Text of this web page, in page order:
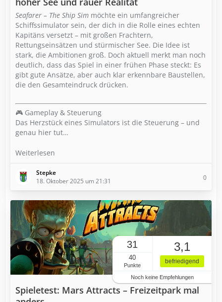
Seafarer – The Ship Sim möchte ein umfangreicher
Schiffssimulator sein, der dich in die Rolle eines echten
Kapitäns versetzt – mit großen Frachtern,
Rettungseinsätzen und stürmischer See. Die Idee ist
stark, die Ambitionen groß. Doch aktuell merkt man noch
deutlich, dass das Spiel in einer frühen Phase steckt: Es
gibt gute Ansätze, aber auch klar erkennbare Baustellen,
die den Gesamteindruck drücken.
🎮 Gameplay & Steuerung
Das Herzstück eines Simulators ist die Steuerung – und
genau hier tut…
Weiterlesen
Stepke
18. Oktober 2025 um 21:31
0
31
40
Punkte
3,1
befriedigend
Noch keine Empfehlungen
Spieletest: Mars Attracts – Freizeitpark mal